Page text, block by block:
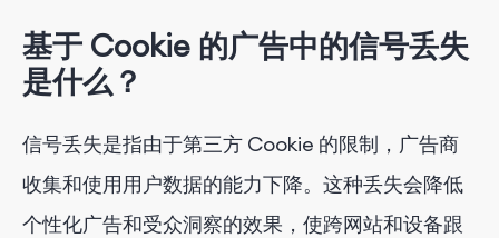
3.采用隐私保护技术
4.探索统一 ID 和基于群组的定位
实现服务器端跟踪和 CDP
基于 Cookie 的广告中的信号丢失
是什么？
信号丢失是指由于第三方 Cookie 的限制，广告商
收集和使用用户数据的能力下降。这种丢失会降低
个性化广告和受众洞察的效果，使跨网站和设备跟